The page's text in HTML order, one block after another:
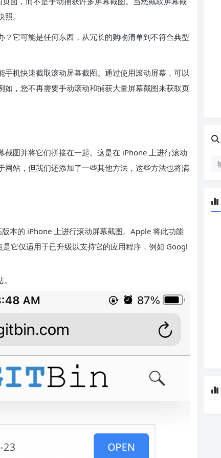
。
它可能是任何东西，从冗长的购物清单到不符合典型
机快速截取滚动屏幕截图。通过使用滚动屏幕，可以
，您不再需要手动滚动和捕获大量屏幕截图来获取页
图并将它们拼接在一起。这是在 iPhone 上进行滚动
站，但我们还添加了一些其他方法，这些方法也将满
本的 iPhone 上进行滚动屏幕截图。Apple 将此功能
它仅适用于已升级以支持它的应用程序，例如 Googl